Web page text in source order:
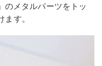
のメタルパーツをトッ
す。